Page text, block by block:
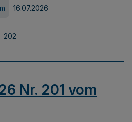
16.07.2026
202
Nr. 201 vom